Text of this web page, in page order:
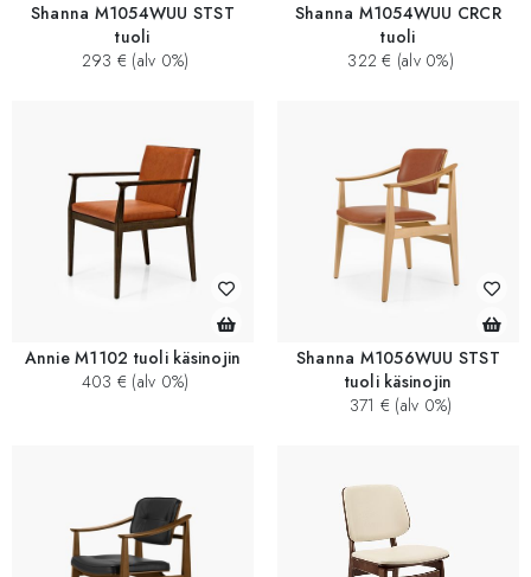
Shanna M1054WUU STST
tuoli
293 € (alv 0%)
Shanna M1054WUU CRCR
tuoli
322 € (alv 0%)
Annie M1102 tuoli käsinojin
403 € (alv 0%)
Shanna M1056WUU STST
tuoli käsinojin
371 € (alv 0%)